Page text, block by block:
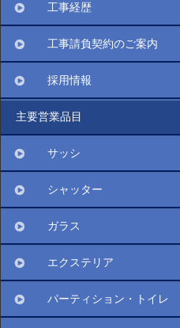
工事経歴
工事請負契約のご案内
採用情報
主要営業品目
サッシ
シャッター
ガラス
エクステリア
パーティション・トイレ